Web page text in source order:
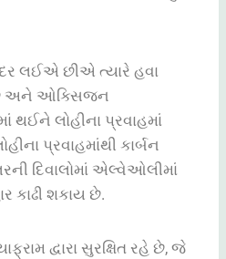
લઈએ છીએ ત્યારે હવા
અને ઓક્સિજન
થઈને લોહીના પ્રવાહમાં
પ્રવાહમાંથી કાર્બન
દિવાલોમાં એલ્વેઓલીમાં
કાઢી શકાય છે.
દ્વારા સુરક્ષિત રહે છે, જે